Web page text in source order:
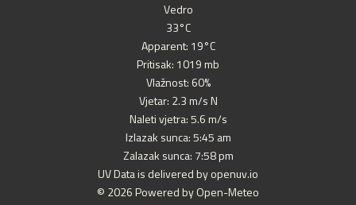
Vedro
33°C
Apparent: 19°C
Pritisak: 1019 mb
Vlažnost: 60%
Vjetar: 2.3 m/s N
Naleti vjetra: 5.6 m/s
Izlazak sunca: 5:45 am
Zalazak sunca: 7:58 pm
UV Data is delivered by openuv.io
© 2026 Powered by Open-Meteo